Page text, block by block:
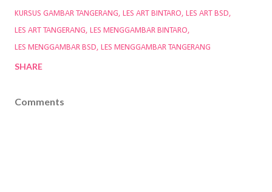
KURSUS GAMBAR TANGERANG
LES ART BINTARO
LES ART BSD
LES ART TANGERANG
LES MENGGAMBAR BINTARO
LES MENGGAMBAR BSD
LES MENGGAMBAR TANGERANG
SHARE
Comments